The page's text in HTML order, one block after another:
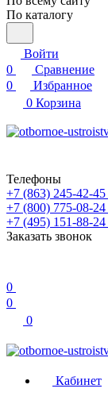
По каталогу
Войти
0
Сравнение
0
Избранное
0 Корзина
Телефоны
+7 (863) 245-42-45
+7 (800) 775-08-24
+7 (495) 151-88-24
Заказать звонок
0
0
0
Кабинет